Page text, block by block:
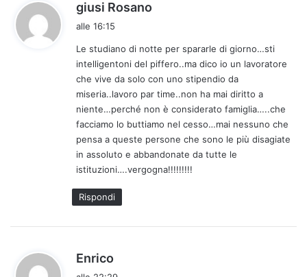
giusi Rosano
e
t
t
:
alle 16:15
Le studiano di notte per spararle di giorno…sti
intelligentoni del piffero..ma dico io un lavoratore
che vive da solo con uno stipendio da
miseria..lavoro par time..non ha mai diritto a
niente…perché non è considerato famiglia…..che
facciamo lo buttiamo nel cesso…mai nessuno che
pensa a queste persone che sono le più disagiate
in assoluto e abbandonate da tutte le
istituzioni….vergogna!!!!!!!!!
Rispondi
Enrico
a